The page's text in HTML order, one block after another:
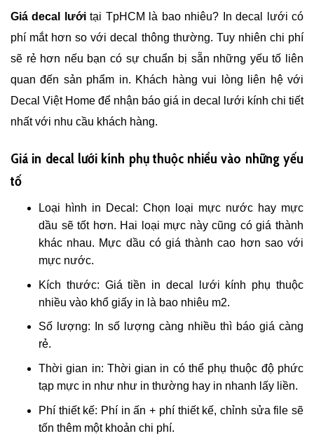
Giá decal lướitại TpHCM là bao nhiêu? In decal lưới có
phí mắt hơn so với decal thông thường. Tuy nhiên chi phí
sẽ rẻ hơn nếu bạn có sự chuẩn bị sẵn những yếu tố liên
quan đến sản phẩm in. Khách hàng vui lòng liên hệ với
Decal Việt Home để nhận báo giá in decal lưới kính chi tiết
nhất với nhu cầu khách hàng.
Giá in decal lưới kính phụ thuộc nhiều vào những yếu
tố
Loại hình in Decal: Chọn loại mực nước hay mực
dầu sẽ tốt hơn. Hai loại mực này cũng có giá thành
khác nhau. Mực dầu có giá thành cao hơn sao với
mực nước.
Kích thước: Giá tiền in decal lưới kính phụ thuộc
nhiều vào khổ giấy in là bao nhiêu m2.
Số lượng: In số lượng càng nhiều thì báo giá càng
rẻ.
Thời gian in: Thời gian in có thể phụ thuộc độ phức
tạp mực in như như in thường hay in nhanh lấy liền.
Phí thiết kế: Phí in ấn + phí thiết kế, chỉnh sửa file sẽ
tốn thêm một khoản chi phí.